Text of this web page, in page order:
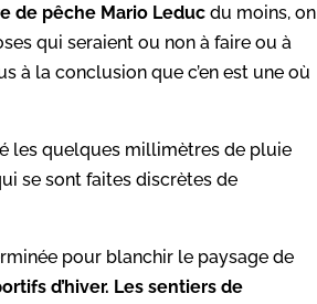
de pêche Mario Leduc du moins, on
qui seraient ou non à faire ou à
à la conclusion que c’en est une où
les quelques millimètres de pluie
se sont faites discrètes de
pour blanchir le paysage de
d’hiver. Les sentiers de